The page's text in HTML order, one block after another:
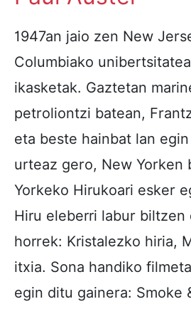
1947an jaio zen New
Columbiako
ikasketak. Gaztetan
petroliontzi batean,
eta beste hainbat lan
urteaz gero, New Yorken
Yorkeko Hirukoari esker
Hiru eleberri labur biltzen
horrek: Kristalezko hiria,
itxia. Sona handiko
egin ditu gainera: Smoke